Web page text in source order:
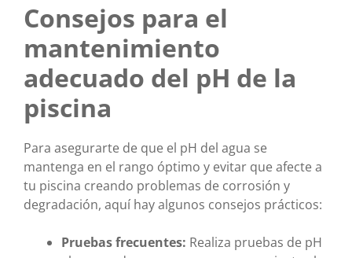
Consejos para el
mantenimiento
adecuado del pH de la
piscina
Para asegurarte de que el pH del agua se
mantenga en el rango óptimo y evitar que afecte a
tu piscina creando problemas de corrosión y
degradación, aquí hay algunos consejos prácticos:
Pruebas frecuentes: Realiza pruebas de pH